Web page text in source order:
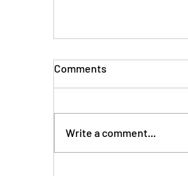
Comments
Write a comment...